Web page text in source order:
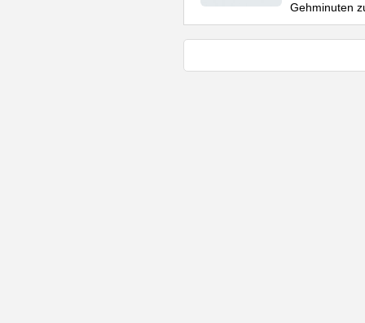
Gehminuten